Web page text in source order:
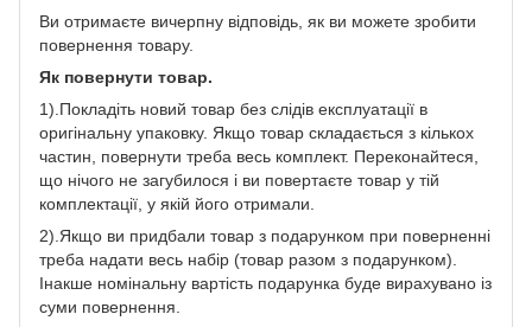
Ви отримаєте вичерпну відповідь, як ви можете зробити
повернення товару.
Як повернути товар.
1).Покладіть новий товар без слідів експлуатації в
оригінальну упаковку. Якщо товар складається з кількох
частин, повернути треба весь комплект. Переконайтеся,
що нічого не загубилося і ви повертаєте товар у тій
комплектації, у якій його отримали.
2).Якщо ви придбали товар з подарунком при поверненні
треба надати весь набір (товар разом з подарунком).
Інакше номінальну вартість подарунка буде вирахувано із
суми повернення.